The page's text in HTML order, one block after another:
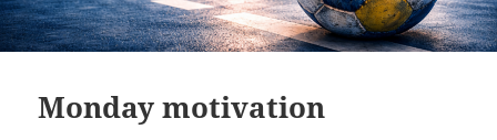
Monday motivation